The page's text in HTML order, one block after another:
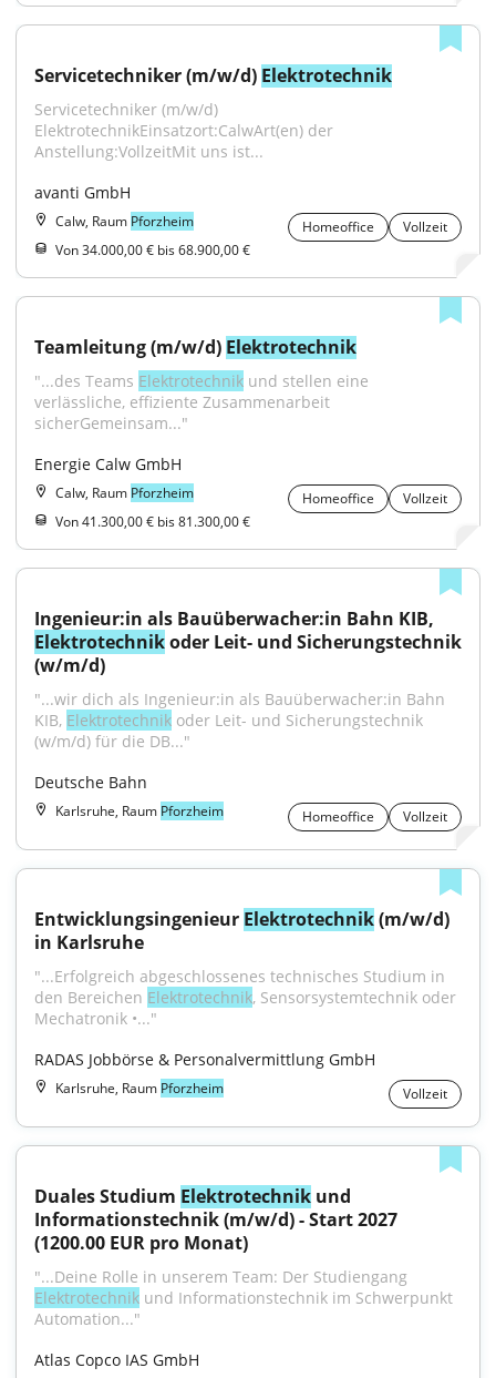
Servicetechniker (m/w/d) Elektrotechnik
Servicetechniker (m/w/d)
ElektrotechnikEinsatzort:CalwArt(en) der
Anstellung:VollzeitMit uns ist...
avanti GmbH
Calw, Raum Pforzheim Homeoffice
Vollzeit
Von 34.000,00 € bis 68.900,00 €
Teamleitung (m/w/d) Elektrotechnik
"...des Teams Elektrotechnik und stellen eine
verlässliche, effiziente Zusammenarbeit
sicherGemeinsam..."
Energie Calw GmbH
Calw, Raum Pforzheim Homeoffice
Vollzeit
Von 41.300,00 € bis 81.300,00 €
Elektrotechnik oder Leit- und Sicherungstechnik
(w/m/d)
"...wir dich als Ingenieur:in als Bauüberwacher:in Bahn
KIB, Elektrotechnik oder Leit- und Sicherungstechnik
(w/m/d) für die DB..."
Deutsche Bahn
Karlsruhe, Raum Pforzheim Homeoffice Vollzeit
Entwicklungsingenieur Elektrotechnik (m/w/d)
in Karlsruhe
"...Erfolgreich abgeschlossenes technisches Studium in
den Bereichen Elektrotechnik, Sensorsystemtechnik oder
Mechatronik •..."
RADAS Jobbörse & Personalvermittlung GmbH
Karlsruhe, Raum Pforzheim Vollzeit
Duales Studium Elektrotechnik und
Informationstechnik (m/w/d) - Start 2027
(1200.00 EUR pro Monat)
Elektrotechnik und Informationstechnik im Schwerpunkt
Automation..."
Atlas Copco IAS GmbH